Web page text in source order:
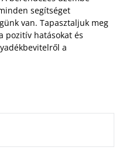
segítséget
van. Tapasztaljuk meg
pozitív hatásokat és
a